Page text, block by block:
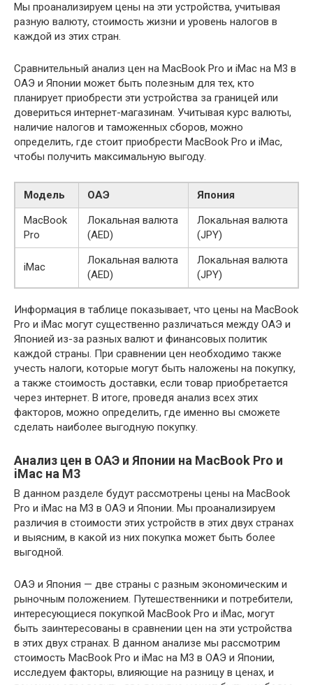
Мы проанализируем цены на эти устройства, учитывая
разную валюту, стоимость жизни и уровень налогов в
каждой из этих стран.
Сравнительный анализ цен на MacBook Pro и iMac на M3 в
ОАЭ и Японии может быть полезным для тех, кто
планирует приобрести эти устройства за границей или
довериться интернет-магазинам. Учитывая курс валюты,
наличие налогов и таможенных сборов, можно
определить, где стоит приобрести MacBook Pro и iMac,
чтобы получить максимальную выгоду.
Модель ОАЭ
Япония
MacBook
Pro
Локальная валюта
(AED)
Локальная валюта
(JPY)
iMac
Локальная валюта
(AED)
Локальная валюта
(JPY)
Информация в таблице показывает, что цены на MacBook
Pro и iMac могут существенно различаться между ОАЭ и
Японией из-за разных валют и финансовых политик
каждой страны. При сравнении цен необходимо также
учесть налоги, которые могут быть наложены на покупку,
а также стоимость доставки, если товар приобретается
через интернет. В итоге, проведя анализ всех этих
факторов, можно определить, где именно вы сможете
сделать наиболее выгодную покупку.
Анализ цен в ОАЭ и Японии на MacBook Pro и
iMac на M3
В данном разделе будут рассмотрены цены на MacBook
Pro и iMac на M3 в ОАЭ и Японии. Мы проанализируем
различия в стоимости этих устройств в этих двух странах
и выясним, в какой из них покупка может быть более
выгодной.
ОАЭ и Япония — две страны с разным экономическим и
рыночным положением. Путешественники и потребители,
интересующиеся покупкой MacBook Pro и iMac, могут
быть заинтересованы в сравнении цен на эти устройства
в этих двух странах. В данном анализе мы рассмотрим
стоимость MacBook Pro и iMac на M3 в ОАЭ и Японии,
исследуем факторы, влияющие на разницу в ценах, и